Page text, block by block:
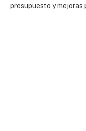
presupuesto y